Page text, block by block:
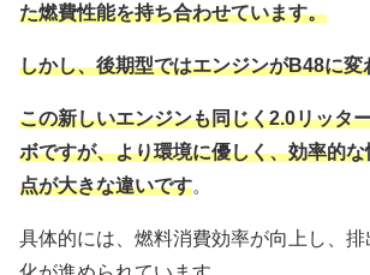
た燃費性能を持ち合わせています。
しかし、後期型ではエンジンがB48に変
この新しいエンジンも同じく2.0リッタ
ボですが、より環境に優しく、効率的
点が大きな違いです。
具体的には、燃料消費効率が向上し、